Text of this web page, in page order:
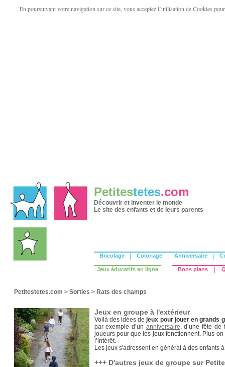
En poursuivant votre navigation sur ce site, vous acceptez l’utilisation de Cookies
Petitestetes.com
Découvrir et inventer le monde
Le site des enfants et de leurs parents
Bricolage Coloriage Anniversaire
Jeux éducatifs en ligne Bons plans
Petitestetes.com > Sorties > Rats des champs
Jeux en groupe à l'extérieur
Voilà des idées de jeux pour jouer en grands
par exemple d’un anniversaire, d’une fête
joueurs pour que les jeux fonctionnent. Plus
l’intérêt.
Les jeux s'adressent en général à des enfants
+++ D'autres jeux de groupe sur